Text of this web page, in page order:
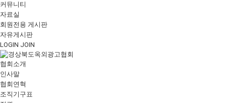
커뮤니티
자료실
회원전용 게시판
자유게시판
LOGIN JOIN
협회소개
인사말
협회연혁
조직기구표